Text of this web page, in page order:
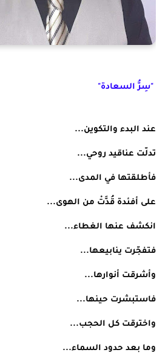
"سِرُّ السعادة"
عند البدء والتكوين...
تدلّت عناقيد روحي...
فأطلقتها في المدى...
على أفئدة قُدَّتْ من الهوى...
انكشف عنها الغطاء...
فتفجّرت ينابيعها...
وأشرقت أنوارها...
فاستبشرت حينها...
واخترقت كل الحجب...
وما بعد حدود السماء...